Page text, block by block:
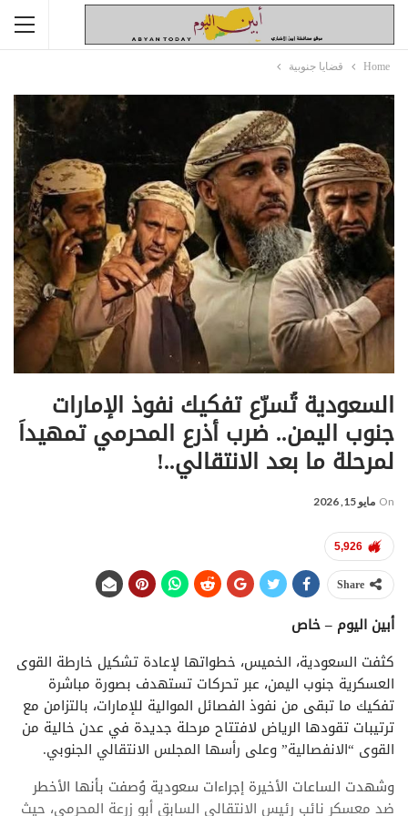
Home قضايا جنوبية
السعودية تُسرّع تفكيك نفوذ الإمارات
جنوب اليمن.. ضرب أذرع المحرمي تمهيداَ
لمرحلة ما بعد الانتقالي..!
On مايو 15, 2026
5,926
Share
أبين اليوم – خاص
كثفت السعودية، الخميس، خطواتها لإعادة تشكيل خارطة القوى
العسكرية جنوب اليمن، عبر تحركات تستهدف بصورة مباشرة
تفكيك ما تبقى من نفوذ الفصائل الموالية للإمارات، بالتزامن مع
ترتيبات تقودها الرياض لافتتاح مرحلة جديدة في عدن خالية من
القوى “الانفصالية” وعلى رأسها المجلس الانتقالي الجنوبي.
وشهدت الساعات الأخيرة إجراءات سعودية وُصفت بأنها الأخطر
ضد معسكر نائب رئيس الانتقالي السابق أبو زرعة المحرمي، حيث